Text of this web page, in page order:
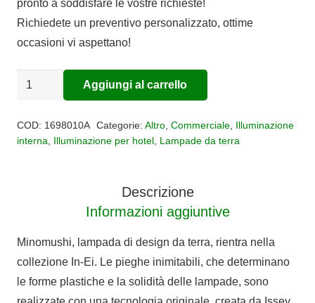
pronto a soddisfare le vostre richieste!
Richiedete un preventivo personalizzato, ottime
occasioni vi aspettano!
LAMPADA
MINOMUSHI
Aggiungi al carrello
COD: 1698010A Categorie: Altro, Commerciale, Illuminazione
interna, Illuminazione per hotel, Lampade da terra
Descrizione
Informazioni aggiuntive
Minomushi, lampada di design da terra, rientra nella
collezione In-Ei. Le pieghe inimitabili, che determinano
le forme plastiche e la solidità delle lampade, sono